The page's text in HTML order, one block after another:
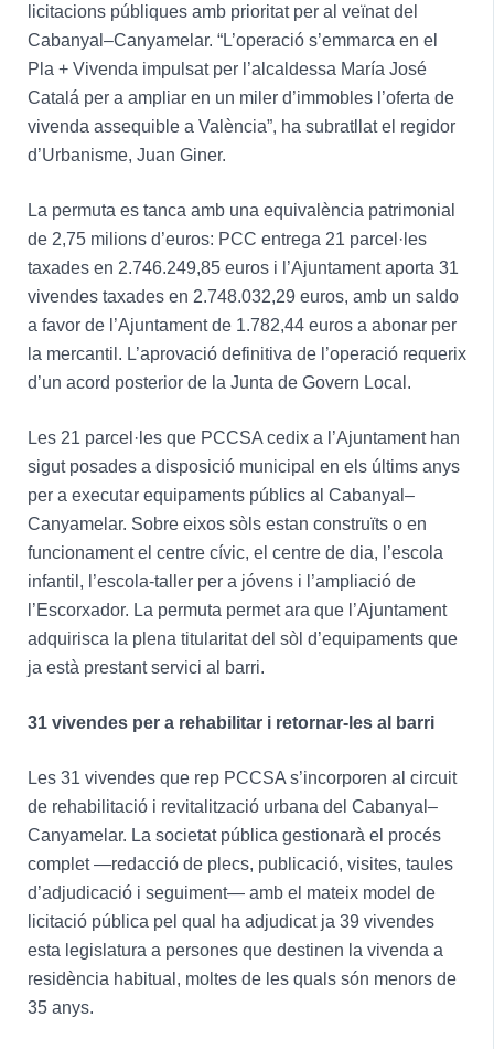
licitacions públiques amb prioritat per al veïnat del
Cabanyal–Canyamelar. “L’operació s’emmarca en el
Pla + Vivenda impulsat per l’alcaldessa María José
Catalá per a ampliar en un miler d’immobles l’oferta de
vivenda assequible a València”, ha subratllat el regidor
d’Urbanisme, Juan Giner.
La permuta es tanca amb una equivalència patrimonial
de 2,75 milions d’euros: PCC entrega 21 parcel·les
taxades en 2.746.249,85 euros i l’Ajuntament aporta 31
vivendes taxades en 2.748.032,29 euros, amb un saldo
a favor de l’Ajuntament de 1.782,44 euros a abonar per
la mercantil. L’aprovació definitiva de l’operació requerix
d’un acord posterior de la Junta de Govern Local.
Les 21 parcel·les que PCCSA cedix a l’Ajuntament han
sigut posades a disposició municipal en els últims anys
per a executar equipaments públics al Cabanyal–
Canyamelar. Sobre eixos sòls estan construïts o en
funcionament el centre cívic, el centre de dia, l’escola
infantil, l’escola-taller per a jóvens i l’ampliació de
l’Escorxador. La permuta permet ara que l’Ajuntament
adquirisca la plena titularitat del sòl d’equipaments que
ja està prestant servici al barri.
31 vivendes per a rehabilitar i retornar-les al barri
Les 31 vivendes que rep PCCSA s’incorporen al circuit
de rehabilitació i revitalització urbana del Cabanyal–
Canyamelar. La societat pública gestionarà el procés
complet —redacció de plecs, publicació, visites, taules
d’adjudicació i seguiment— amb el mateix model de
licitació pública pel qual ha adjudicat ja 39 vivendes
esta legislatura a persones que destinen la vivenda a
residència habitual, moltes de les quals són menors de
35 anys.